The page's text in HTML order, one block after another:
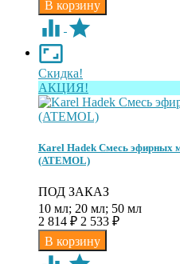
Скидка!
АКЦИЯ!
Karel Hadek Смесь эфирных
(ATEMOL)
ПОД ЗАКАЗ
10 мл; 20 мл; 50 мл
2 814 ₽ 2 533 ₽